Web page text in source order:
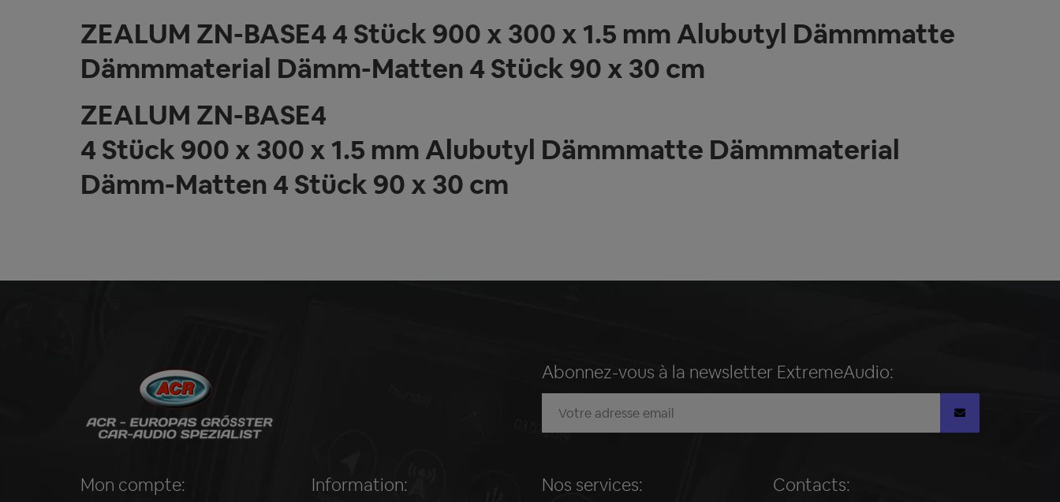
ZEALUM ZN-BASE4 4 Stück 900 x 300 x 1.5 mm Alubutyl Dämmmatte
Dämmmaterial Dämm-Matten 4 Stück 90 x 30 cm
ZEALUM ZN-BASE4
4 Stück 900 x 300 x 1.5 mm Alubutyl Dämmmatte Dämmmaterial
Dämm-Matten 4 Stück 90 x 30 cm
Abonnez-vous à la newsletter ExtremeAudio:
Mon compte: Information: Nos services: Contacts: